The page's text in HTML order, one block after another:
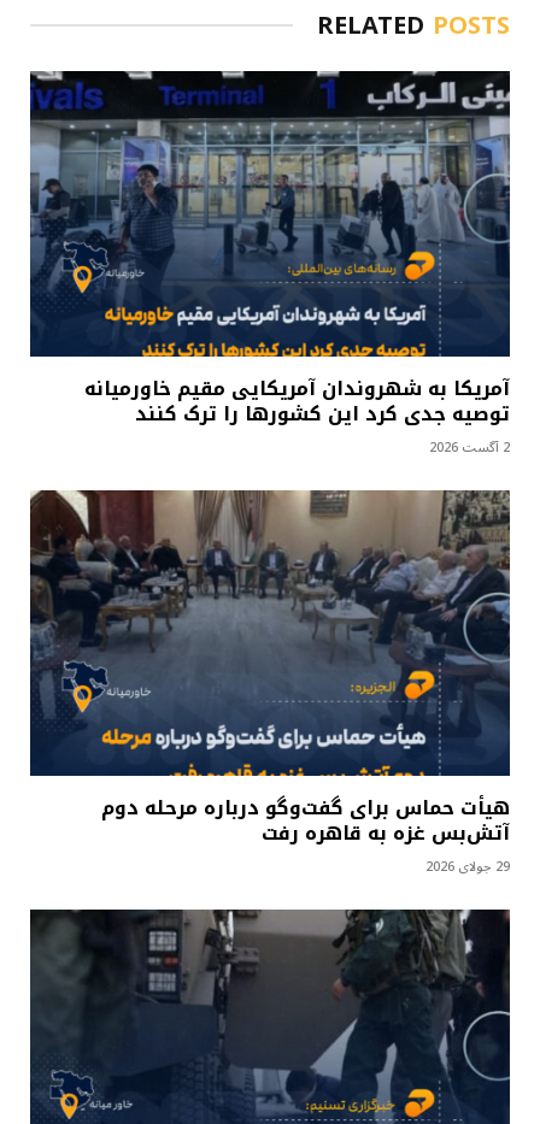
RELATED POSTS
آمریکا به شهروندان آمریکایی مقیم خاورمیانه
توصیه جدی کرد این کشورها را ترک کنند
2 آگست 2026
هیأت حماس برای گفت‌وگو درباره مرحله دوم
آتش‌بس غزه به قاهره رفت
29 جولای 2026